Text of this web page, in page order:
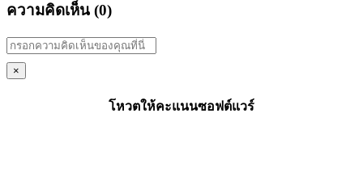
ความคิดเห็น (0)
×
โหวตให้คะแนนซอฟต์แวร์